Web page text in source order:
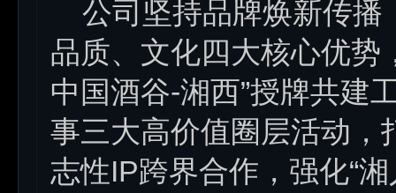
公司坚持品牌焕新传播
品质、文化四大核心优势
中国酒谷-湘西”授牌共建
事三大高价值圈层活动，
志性IP跨界合作，强化“